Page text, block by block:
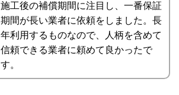
施工後の補償期間に注目し、一番保証
期間が長い業者に依頼をしました。長
年利用するものなので、人柄を含めて
信頼できる業者に頼めて良かったで
す。